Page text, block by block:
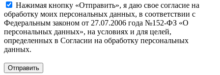
Нажимая кнопку «Отправить», я даю свое согласие на
обработку моих персональных данных, в соответствии с
Федеральным законом от 27.07.2006 года №152-ФЗ «О
персональных данных», на условиях и для целей,
определенных в Согласии на обработку персональных
данных.